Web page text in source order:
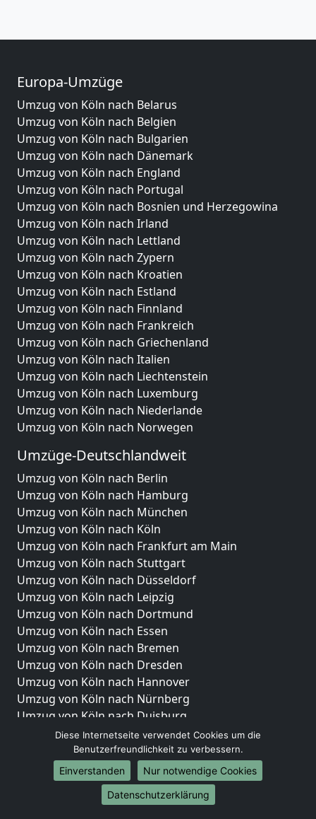
Europa-Umzüge
Umzug von Köln nach Belarus
Umzug von Köln nach Belgien
Umzug von Köln nach Bulgarien
Umzug von Köln nach Dänemark
Umzug von Köln nach England
Umzug von Köln nach Portugal
Umzug von Köln nach Bosnien und Herzegowina
Umzug von Köln nach Irland
Umzug von Köln nach Lettland
Umzug von Köln nach Zypern
Umzug von Köln nach Kroatien
Umzug von Köln nach Estland
Umzug von Köln nach Finnland
Umzug von Köln nach Frankreich
Umzug von Köln nach Griechenland
Umzug von Köln nach Italien
Umzug von Köln nach Liechtenstein
Umzug von Köln nach Luxemburg
Umzug von Köln nach Niederlande
Umzug von Köln nach Norwegen
Umzüge-Deutschlandweit
Umzug von Köln nach Berlin
Umzug von Köln nach Hamburg
Umzug von Köln nach München
Umzug von Köln nach Köln
Umzug von Köln nach Frankfurt am Main
Umzug von Köln nach Stuttgart
Umzug von Köln nach Düsseldorf
Umzug von Köln nach Leipzig
Umzug von Köln nach Dortmund
Umzug von Köln nach Essen
Umzug von Köln nach Bremen
Umzug von Köln nach Dresden
Umzug von Köln nach Hannover
Umzug von Köln nach Nürnberg
Umzug von Köln nach Duisburg
Umzug von Köln nach Bochum
Umzug von Köln nach Wuppertal
Umzug von Köln nach Bielefeld
Umzug von Köln nach Bonn
Umzug von Köln nach Münster
Diese Internetseite verwendet Cookies um die
Benutzerfreundlichkeit zu verbessern.
Einverstanden
Nur notwendige Cookies
Datenschutzerklärung